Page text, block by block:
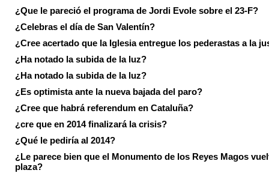
¿Que le pareció el programa de Jordi Evole sobre el 23-F?
¿Celebras el día de San Valentín?
¿Cree acertado que la Iglesia entregue los pederastas a la
¿Ha notado la subida de la luz?
¿Ha notado la subida de la luz?
¿Es optimista ante la nueva bajada del paro?
¿Cree que habrá referendum en Cataluña?
¿cre que en 2014 finalizará la crisis?
¿Qué le pediría al 2014?
¿Le parece bien que el Monumento de los Reyes Magos
plaza?